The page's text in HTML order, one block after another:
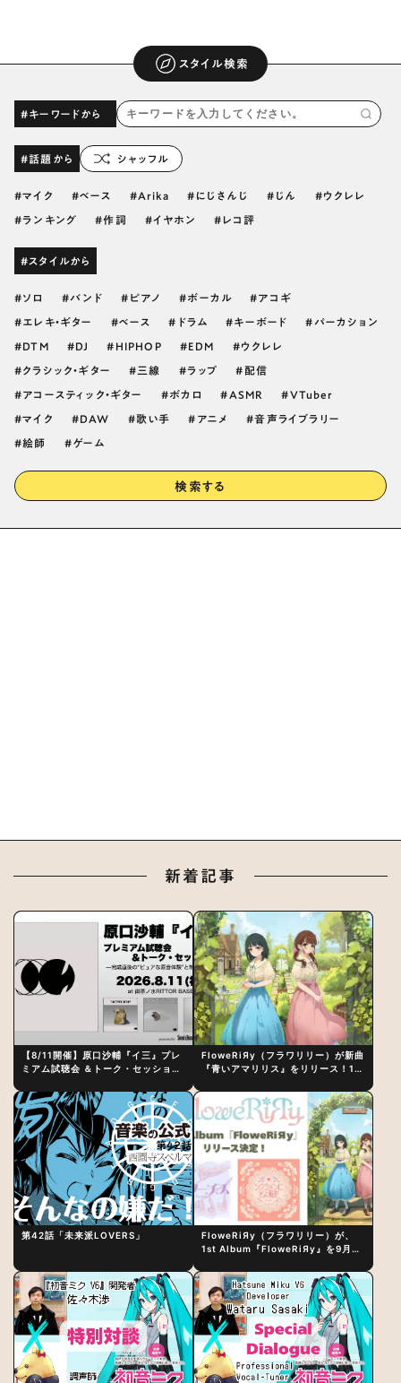
スタイル検索
#キーワードから
#話題から シャッフル
マイク ベース Arika にじさんじ じん ウクレレ
ランキング 作詞 イヤホン レコ評
#スタイルから
ソロ バンド ピアノ ボーカル アコギ
エレキ・ギター ベース ドラム キーボード パーカション
DTM DJ HIPHOP EDM ウクレレ
クラシック・ギター 三線 ラップ 配信
アコースティック・ギター ボカロ ASMR VTuber
マイク DAW 歌い手 アニメ 音声ライブラリー
絵師 ゲーム
検索する
新着記事
【8/11開催】原口沙輔『イ三』プレ
ミアム試聴会 ＆トーク・セッション
制作秘話
FloweRiЯy（フラワリリー）が新曲
『青いアマリリス』をリリース！1st
第42話「未来派LOVERS」
FloweRiЯy（フラワリリー）が、
1st Album『FloweRiЯy』を9月23